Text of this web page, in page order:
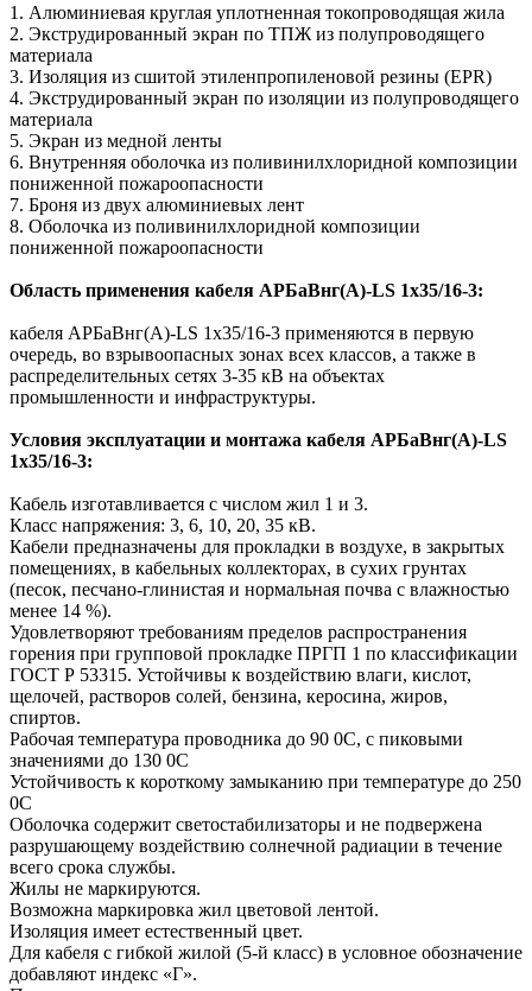
1. Алюминиевая круглая уплотненная токопроводящая жила
2. Экструдированный экран по ТПЖ из полупроводящего
материала
3. Изоляция из сшитой этиленпропиленовой резины (EPR)
4. Экструдированный экран по изоляции из полупроводящего
материала
5. Экран из медной ленты
6. Внутренняя оболочка из поливинилхлоридной композиции
пониженной пожароопасности
7. Броня из двух алюминиевых лент
8. Оболочка из поливинилхлоридной композиции
пониженной пожароопасности
Область применения кабеля АРБаВнг(A)-LS 1х35/16-3:
кабеля АРБаВнг(A)-LS 1х35/16-3 применяются в первую
очередь, во взрывоопасных зонах всех классов, а также в
распределительных сетях 3-35 кВ на объектах
промышленности и инфраструктуры.
Условия эксплуатации и монтажа кабеля АРБаВнг(A)-LS
1х35/16-3:
Кабель изготавливается с числом жил 1 и 3.
Класс напряжения: 3, 6, 10, 20, 35 кВ.
Кабели предназначены для прокладки в воздухе, в закрытых
помещениях, в кабельных коллекторах, в сухих грунтах
(песок, песчано-глинистая и нормальная почва с влажностью
менее 14 %).
Удовлетворяют требованиям пределов распространения
горения при групповой прокладке ПРГП 1 по классификации
ГОСТ Р 53315. Устойчивы к воздействию влаги, кислот,
щелочей, растворов солей, бензина, керосина, жиров,
спиртов.
Рабочая температура проводника до 90 0С, с пиковыми
значениями до 130 0С
Устойчивость к короткому замыканию при температуре до 250
0С
Оболочка содержит светостабилизаторы и не подвержена
разрушающему воздействию солнечной радиации в течение
всего срока службы.
Жилы не маркируются.
Возможна маркировка жил цветовой лентой.
Изоляция имеет естественный цвет.
Для кабеля с гибкой жилой (5-й класс) в условное обозначение
добавляют индекс «Г».